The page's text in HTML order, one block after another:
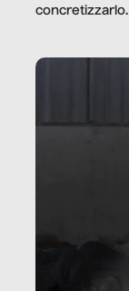
concretizzarlo.